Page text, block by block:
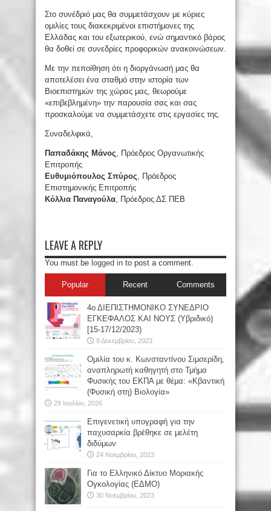
Στο συνέδριό μας θα συμμετάσχουν με κύριες
ομιλίες τους διακεκριμένοι επιστήμονες της
Ελλάδας και του εξωτερικού, ενώ σημαντικό βάρος
θα δοθεί σε συνεδρίες προφορικών ανακοινώσεων.
Με την πεποίθηση ότι η διοργάνωσή μας θα
αποτελέσει ένα σταθμό στην ιστορία των
Βιοεπιστημών της χώρας μας, θεωρούμε
«επιβεβλημένη» την παρουσία σας και σας
προσκαλούμε να συμμετάσχετε στις εργασίες της.
Συναδελφικά,
Παπαδάκης Μάνος , Πρόεδρος Οργανωτικής
Επιτροπής
Ευθυμιόπουλος Σπύρος , Πρόεδρος
Επιστημονικής Επιτροπής
Κόλλια Παναγούλα , Πρόεδρος ΔΣ ΠΕΒ
LEAVE A REPLY
You must be logged in to post a comment.
Popular Recent Comments
4ο ΔΙΕΠΙΣΤΗΜΟΝΙΚΟ ΣΥΝΕΔΡΙΟ
ΕΓΚΕΦΑΛΟΣ ΚΑΙ ΝΟΥΣ (Υβριδικό)
[15-17/12/2023)
9 Δεκεμβρίου, 2023
Oμιλία του κ. Κωνσταντίνου Σιμσερίδη,
αναπληρωτή καθηγητή στο Τμήμα
Φυσικής του ΕΚΠΑ με θέμα: «Κβαντική
(Φυσική στη) Βιολογία»
29 Ιουλίου, 2026
Επιγενετική υπογραφή για την
παχυσαρκία βρέθηκε σε μελέτη
διδύμων
24 Νοεμβρίου, 2023
Για το Ελληνικό Δίκτυο Μοριακής
Ογκολογίας (ΕΔΜΟ)
30 Νοεμβρίου, 2023